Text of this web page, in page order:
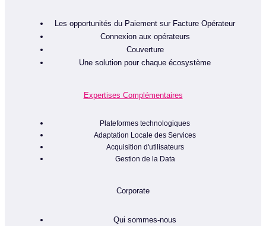
Les opportunités du Paiement sur Facture Opérateur
Connexion aux opérateurs
Couverture
Une solution pour chaque écosystème
Expertises Complémentaires
Plateformes technologiques
Adaptation Locale des Services
Acquisition d'utilisateurs
Gestion de la Data
Corporate
Qui sommes-nous